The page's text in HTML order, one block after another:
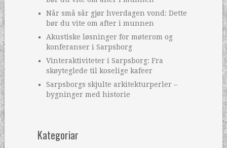
Når små sår gjør hverdagen vond: Dette
bør du vite om after i munnen
Akustiske løsninger for møterom og
konferanser i Sarpsborg
Vinteraktiviteter i Sarpsborg: Fra
skøyteglede til koselige kafeer
Sarpsborgs skjulte arkitekturperler –
bygninger med historie
Kategoriar